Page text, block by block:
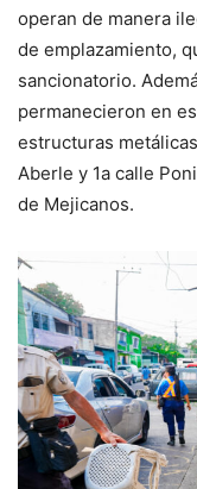
operan de manera
de emplazamiento,
sancionatorio.
permanecieron en
estructuras
Aberle y 1a calle
de Mejicanos.